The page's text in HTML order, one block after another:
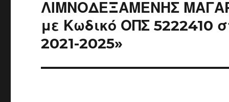
ΛΙΜΝΟΔΕΞΑΜΕΝΗΣ
με Κωδικό ΟΠΣ 5222410
2021-2025»